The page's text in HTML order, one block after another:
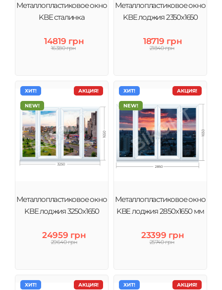
Металлопластиковое окно
KBE сталинка
14819 грн
16380 грн
Металлопластиковое окно
KBE лоджия 2350х1650
18719 грн
21840 грн
АКЦИЯ!
ХИТ!
NEW!
Металлопластиковое окно
KBE лоджия 3250х1650
24959 грн
29640 грн
АКЦИЯ!
ХИТ!
NEW!
Металлопластиковое окно
KBE лоджия 2850х1650 мм
23399 грн
25740 грн
АКЦИЯ!
ХИТ! АКЦИЯ!
ХИТ!